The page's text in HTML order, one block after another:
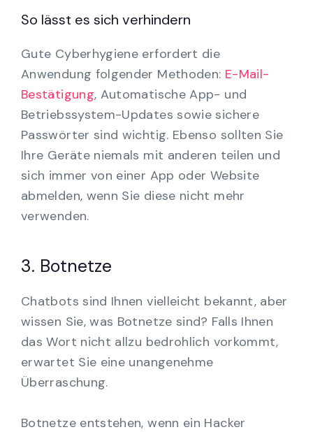
So lässt es sich verhindern
Gute Cyberhygiene erfordert die
Anwendung folgender Methoden: E-Mail-
Bestätigung, Automatische App- und
Betriebssystem-Updates sowie sichere
Passwörter sind wichtig. Ebenso sollten Sie
Ihre Geräte niemals mit anderen teilen und
sich immer von einer App oder Website
abmelden, wenn Sie diese nicht mehr
verwenden.
3. Botnetze
Chatbots sind Ihnen vielleicht bekannt, aber
wissen Sie, was Botnetze sind? Falls Ihnen
das Wort nicht allzu bedrohlich vorkommt,
erwartet Sie eine unangenehme
Überraschung.
Botnetze entstehen, wenn ein Hacker